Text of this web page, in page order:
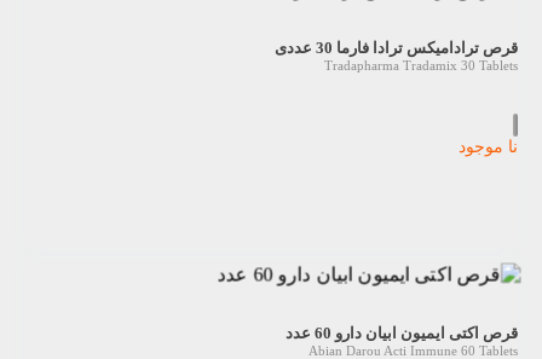
قرص ترادامیکس ترادا فارما 30 عددی
Tradapharma Tradamix 30 Tablets
نا موجود
قرص اکتی ایمیون ابیان دارو 60 عدد
Abian Darou Acti Immune 60 Tablets